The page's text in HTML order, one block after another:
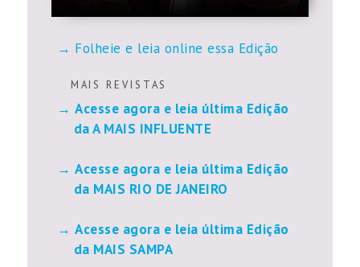
Folheie e leia online essa Edição
M A I S R E V I S T A S
Acesse agora e leia última Edição
da A MAIS INFLUENTE
Acesse agora e leia última Edição
da MAIS RIO DE JANEIRO
Acesse agora e leia última Edição
da MAIS SAMPA